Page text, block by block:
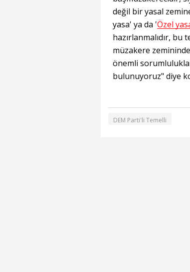
değil bir yasal
yasa' ya da 'Özel
hazırlanmalıdır, bu
müzakere
önemli
bulunuyoruz" diye
DEM Parti'li Temelli